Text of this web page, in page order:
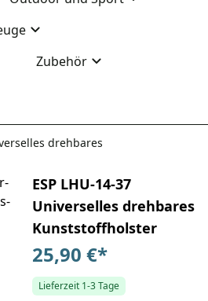
Zubehör
drehbares
ESP LHU-14-37
Universelles drehbares
Kunststoffholster
25,90 €*
Lieferzeit 1-3 Tage